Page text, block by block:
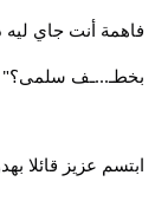
فاهمة أنت جاي ليه
بخطـ...ـف سلمى؟"
ابتسم عزيز قائلا